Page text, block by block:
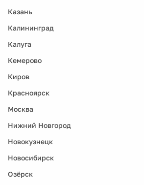
Казань
Калининград
Калуга
Кемерово
Киров
Красноярск
Москва
Нижний Новгород
Новокузнецк
Новосибирск
Озёрск